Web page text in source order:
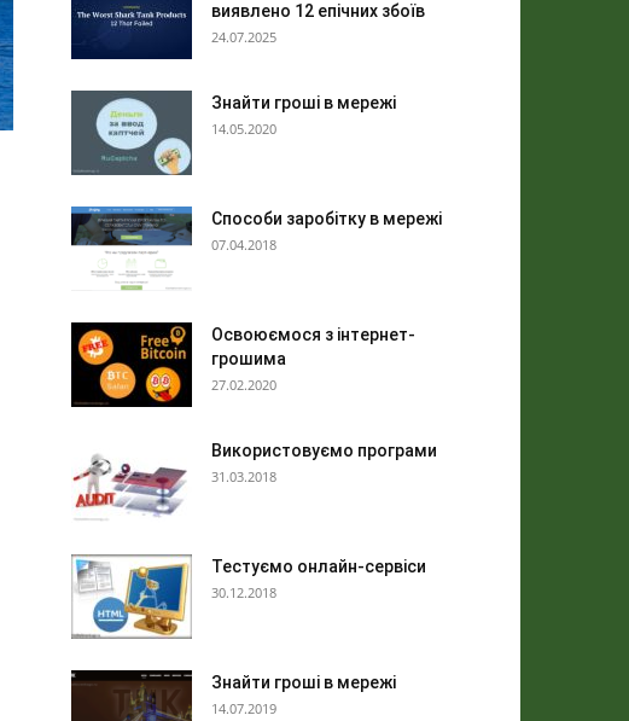
виявлено 12 епічних збоїв
24.07.2025
Знайти гроші в мережі
14.05.2020
Способи заробітку в мережі
07.04.2018
Освоюємося з інтернет-
грошима
27.02.2020
Використовуємо програми
31.03.2018
Тестуємо онлайн-сервіси
30.12.2018
Знайти гроші в мережі
14.07.2019